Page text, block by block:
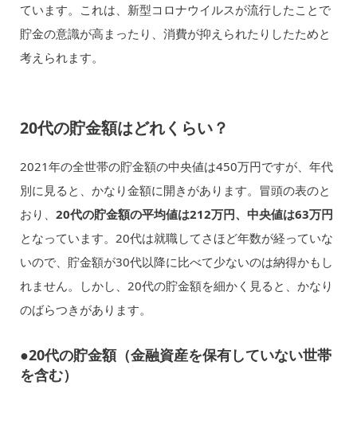
ています。これは、新型コロナウイルスが流行したことで
貯金の意識が高まったり、消費が抑えられたりしたためと
考えられます。
20代の貯金額はどれくらい？
2021年の全世帯の貯金額の中央値は450万円ですが、年代
別に見ると、かなり金額に開きがあります。冒頭の表のと
おり、 20代の貯金額の平均値は212万円、中央値は63万円
となっています。20代は就職してさほど年数が経っていな
いので、貯金額が30代以降に比べて少ないのは納得かもし
れません。しかし、20代の貯金額を細かく見ると、かなり
のばらつきがあります。
●20代の貯金額（金融資産を保有していない世帯
を含む）